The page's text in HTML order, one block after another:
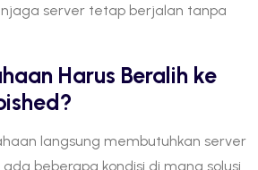
server tetap berjalan tanpa
Harus Beralih ke
langsung membutuhkan server
beberapa kondisi di mana solusi